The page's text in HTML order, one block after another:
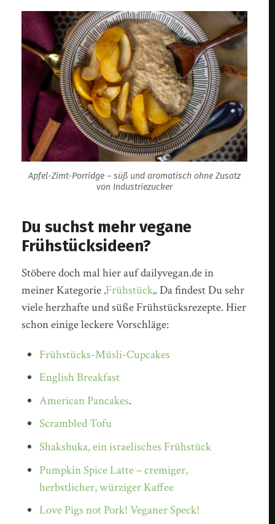
Apfel-Zimt-Porridge – süß und aromatisch ohne Zusatz
von Industriezucker
Du suchst mehr vegane
Frühstücksideen?
Stöbere doch mal hier auf dailyvegan.de in
meiner Kategorie ‚Frühstück‚. Da findest Du sehr
viele herzhafte und süße Frühstücksrezepte. Hier
schon einige leckere Vorschläge:
Frühstücks-Müsli-Cupcakes
English Breakfast
American Pancakes.
Scrambled Tofu
Shakshuka, ein israelisches Frühstück
Pumpkin Spice Latte – cremiger,
herbstlicher, würziger Kaffee
Love Pigs not Pork! Veganer Speck!